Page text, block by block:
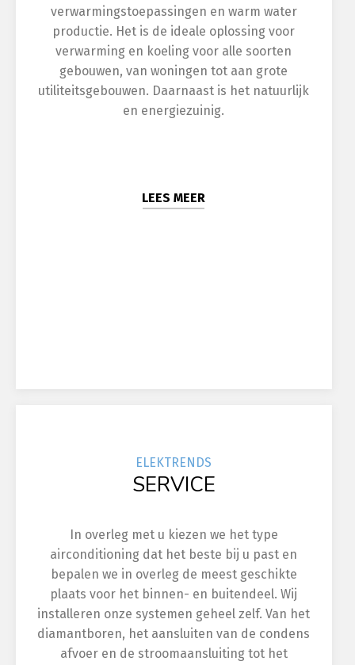
verwarmingstoepassingen en warm water
productie. Het is de ideale oplossing voor
verwarming en koeling voor alle soorten
gebouwen, van woningen tot aan grote
utiliteitsgebouwen. Daarnaast is het natuurlijk
en energiezuinig.
LEES MEER
ELEKTRENDS
SERVICE
In overleg met u kiezen we het type
airconditioning dat het beste bij u past en
bepalen we in overleg de meest geschikte
plaats voor het binnen- en buitendeel. Wij
installeren onze systemen geheel zelf. Van het
diamantboren, het aansluiten van de condens
afvoer en de stroomaansluiting tot het